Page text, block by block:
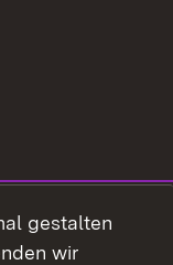
gestalten
wir